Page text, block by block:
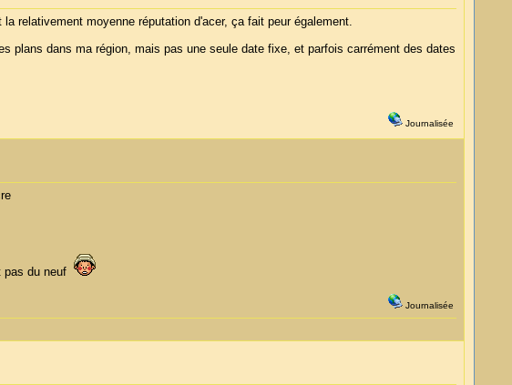
relativement moyenne réputation d'acer, ça fait peur également.
plans dans ma région, mais pas une seule date fixe, et parfois carrément des dates
Journalisée
pas du neuf
Journalisée